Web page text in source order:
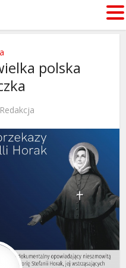
polska
Redakcja